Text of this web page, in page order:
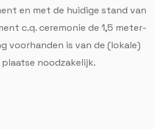
en met de huidige stand van
c.q. ceremonie de 1,5 meter-
voorhanden is van de (lokale)
noodzakelijk.